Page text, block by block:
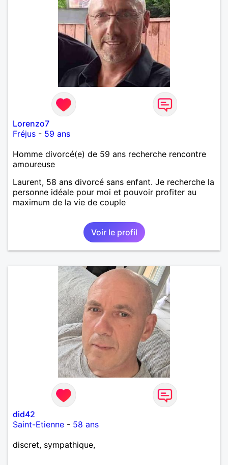
Lorenzo7
Fréjus - 59 ans
Homme divorcé(e) de 59 ans recherche rencontre
amoureuse
Laurent, 58 ans divorcé sans enfant. Je recherche la
personne idéale pour moi et pouvoir profiter au
maximum de la vie de couple
Voir le profil
did42
Saint-Etienne - 58 ans
discret, sympathique,